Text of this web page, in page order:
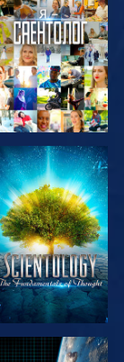
СМОТРЕТЬ
СМОТРЕТЬ
ПЕРЕДАЧИ